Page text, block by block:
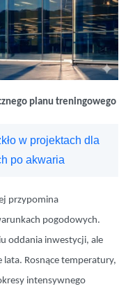
planu treningowego
w projektach dla
po akwaria
przypomina
pogodowych.
oddania inwestycji, ale
Rosnące temperatury,
intensywnego